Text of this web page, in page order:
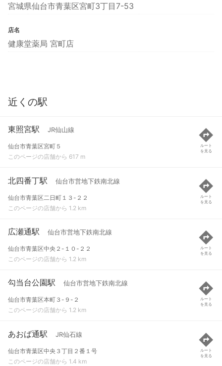
宮城県仙台市青葉区宮町3丁目7-53
店名
健康堂薬局 宮町店
近くの駅
東照宮駅 JR仙山線
仙台市青葉区宮町５
このページの店舗から 617 m
ルート
を見る
北四番丁駅 仙台市営地下鉄南北線
仙台市青葉区二日町１３-２２
このページの店舗から 1.2 km
ルート
を見る
広瀬通駅 仙台市営地下鉄南北線
仙台市青葉区中央２-１０-２２
このページの店舗から 1.2 km
ルート
を見る
勾当台公園駅 仙台市営地下鉄南北線
仙台市青葉区本町３-９-２
このページの店舗から 1.2 km
ルート
を見る
あおば通駅 JR仙石線
仙台市青葉区中央３丁目２番１号
このページの店舗から 1.4 km
ルート
を見る